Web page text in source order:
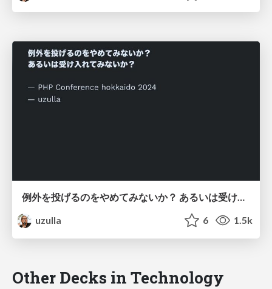
例外を投げるのをやめてみないか？ あるいは受け入れてみないか？ - How to use exceptions other than throwing
uzulla
6 1.5k
Other Decks in Technology